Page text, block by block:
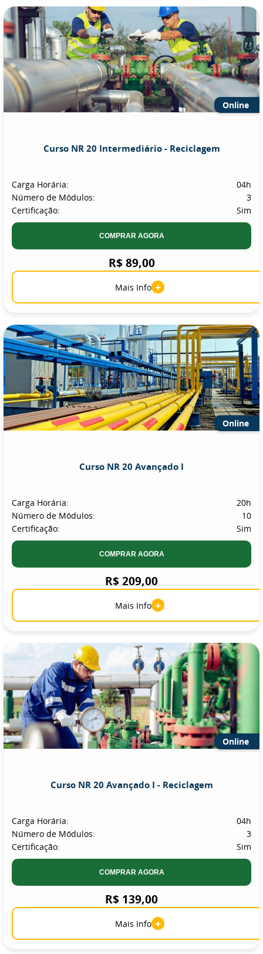
Online
Curso NR 20 Intermediário - Reciclagem
Carga Horária:
04h
Número de Módulos:
3
Certificação:
Sim
COMPRAR AGORA
R$ 89,00
Mais Info +
Online
Curso NR 20 Avançado I
Carga Horária:
20h
Número de Módulos:
10
Certificação:
Sim
COMPRAR AGORA
R$ 209,00
Mais Info +
Online
Curso NR 20 Avançado I - Reciclagem
Carga Horária:
04h
Número de Módulos:
3
Certificação:
Sim
COMPRAR AGORA
R$ 139,00
Mais Info +